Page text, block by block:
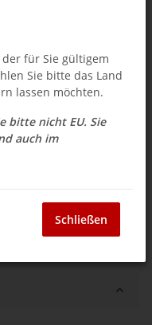
Frage zum Artikel
für Sie gültigem
Sie bitte das Land
lassen möchten.
bitte nicht EU. Sie
auch im
Schließen